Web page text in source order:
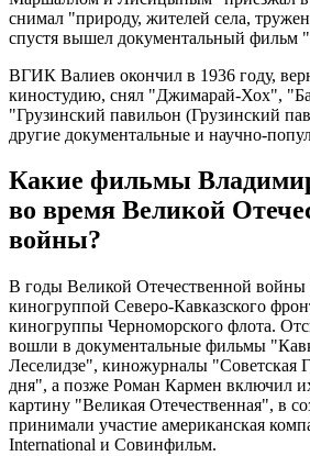
снимал "природу, жителей села,
спустя вышел документальный фильм
ВГИК Валиев окончил в 1936 году,
киностудию, снял "Джимарай-Хох",
"Грузинский павильон (Грузинский
другие документальные и научно-
Какие фильмы
во время Великой
войны?
В годы Великой Отечественной войны
киногруппой Северо-Кавказского
киногруппы Черноморского флота.
вошли в документальные фильмы
Леселидзе", киножурналы "Советская
дня", а позже Роман Кармен включил
картину "Великая Отечественная", в
принимали участие американская
International и Совинфильм.